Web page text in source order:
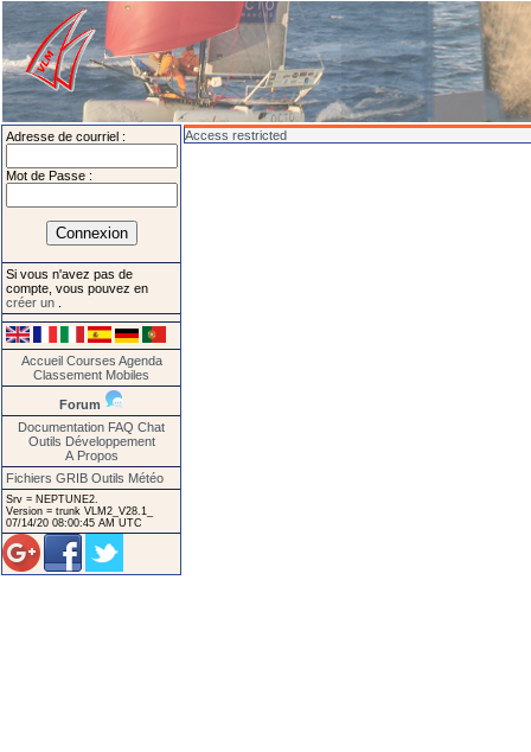
Adresse de courriel :
Mot de Passe :
Si vous n'avez pas de
compte, vous pouvez en
créer un
Accueil Courses Agenda
Classement Mobiles
Forum
Documentation FAQ Chat
Outils Développement
A Propos
Fichiers GRIB Outils Météo
Srv = NEPTUNE2.
Version = trunk VLM2_V28.1_
07/14/20 08:00:45 AM UTC
Access restricted